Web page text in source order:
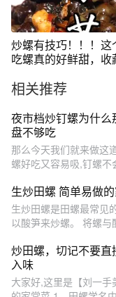
炒螺有技巧！！！这
吃螺真的好鲜甜，收
相关推荐
夜市档炒钉螺为什
盘不够吃
那么今天我们就来做这
螺好吃又容易吸,钉螺
生炒田螺 简单易做
生炒田螺是田螺最常见
以酸笋来炒螺。 将螺
炒田螺，切记不要
入味
大家好,这里是【刘一